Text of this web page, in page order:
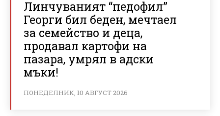
Линчуваният “педофил”
Георги бил беден, мечтаел
за семейство и деца,
продавал картофи на
пазара, умрял в адски
мъки!
ПОНЕДЕЛНИК, 10 АВГУСТ 2026